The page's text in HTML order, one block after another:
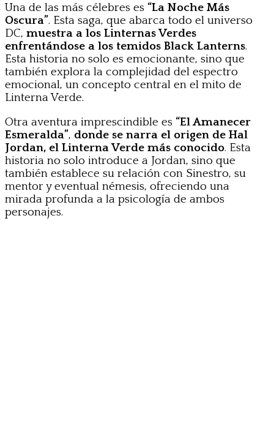
Una de las más célebres es “La Noche Más
Oscura”. Esta saga, que abarca todo el universo
DC, muestra a los Linternas Verdes
enfrentándose a los temidos Black Lanterns.
Esta historia no solo es emocionante, sino que
también explora la complejidad del espectro
emocional, un concepto central en el mito de
Linterna Verde.
Otra aventura imprescindible es “El Amanecer
Esmeralda”, donde se narra el origen de Hal
Jordan, el Linterna Verde más conocido. Esta
historia no solo introduce a Jordan, sino que
también establece su relación con Sinestro, su
mentor y eventual némesis, ofreciendo una
mirada profunda a la psicología de ambos
personajes.